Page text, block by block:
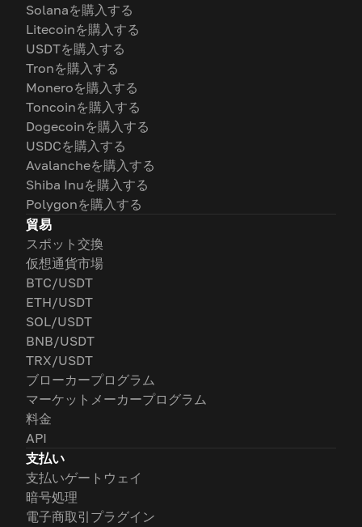
Solanaを購入する
Litecoinを購入する
USDTを購入する
Tronを購入する
Moneroを購入する
Toncoinを購入する
Dogecoinを購入する
USDCを購入する
Avalancheを購入する
Shiba Inuを購入する
Polygonを購入する
貿易
スポット交換
仮想通貨市場
BTC/USDT
ETH/USDT
SOL/USDT
BNB/USDT
TRX/USDT
ブローカープログラム
マーケットメーカープログラム
料金
API
支払い
支払いゲートウェイ
暗号処理
電子商取引プラグイン